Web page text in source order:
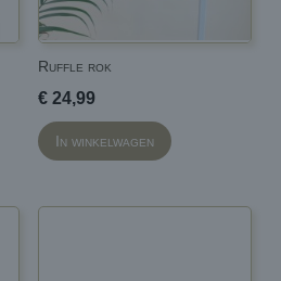
Ruffle rok
€ 24,99
In winkelwagen